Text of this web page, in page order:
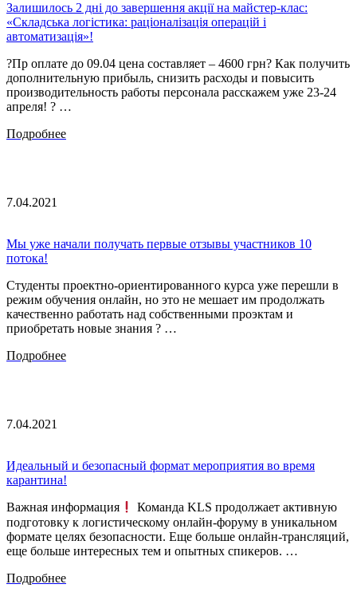
Залишилось 2 дні до завершення акції на майстер-клас:
«Складська логістика: раціоналізація операцій і
автоматизація»!
?Пр оплате до 09.04 цена составляет – 4600 грн? Как получить
дополнительную прибыль, снизить расходы и повысить
производительность работы персонала расскажем уже 23-24
апреля! ? …
Подробнее
7.04.2021
Мы уже начали получать первые отзывы участников 10
потока!
Студенты проектно-ориентированного курса уже перешли в
режим обучения онлайн, но это не мешает им продолжать
качественно работать над собственными проэктам и
приобретать новые знания ? …
Подробнее
7.04.2021
Идеальный и безопасный формат мероприятия во время
карантина!
Важная информация
Команда KLS продолжает активную
подготовку к логистическому онлайн-форуму в уникальном
формате целях безопасности. Еще больше онлайн-трансляций,
еще больше интересных тем и опытных спикеров. …
Подробнее